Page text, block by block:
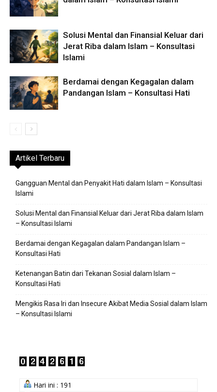
Solusi Mental dan Finansial Keluar dari
Jerat Riba dalam Islam – Konsultasi
Islami
Berdamai dengan Kegagalan dalam
Pandangan Islam – Konsultasi Hati
Artikel Terbaru
Gangguan Mental dan Penyakit Hati dalam Islam – Konsultasi
Islami
Solusi Mental dan Finansial Keluar dari Jerat Riba dalam Islam
– Konsultasi Islami
Berdamai dengan Kegagalan dalam Pandangan Islam –
Konsultasi Hati
Ketenangan Batin dari Tekanan Sosial dalam Islam –
Konsultasi Hati
Mengikis Rasa Iri dan Insecure Akibat Media Sosial dalam Islam
– Konsultasi Islami
Hari ini : 191